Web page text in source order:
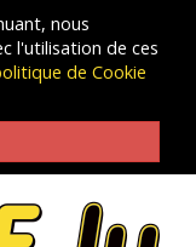
nous
l'utilisation de ces
de Cookie